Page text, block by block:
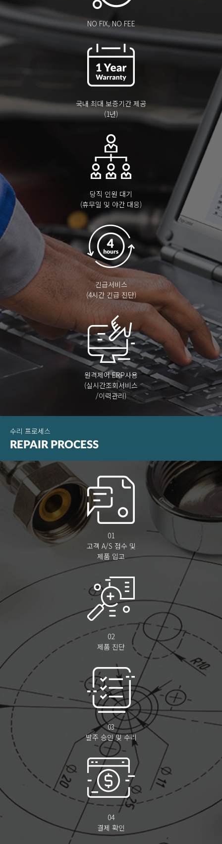
NO FIX, NO FEE
국내 최대 보증기간 제공
(1년)
당직 인원 대기
(휴무일 및 야간 대응)
긴급서비스
(4시간 긴급 진단)
원격제어 ERP사용
(실시간조회서비스
/이력관리)
수리 프로세스
REPAIR PROCESS
01
고객 A/S 접수 및
제품 입고
02
제품 진단
03
발주 승인 및 수리
04
결제 확인